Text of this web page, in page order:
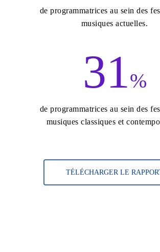
de programmatrices au sein des
musiques actuelles.
31%
de programmatrices au sein des
musiques classiques et
TÉLÉCHARGER LE